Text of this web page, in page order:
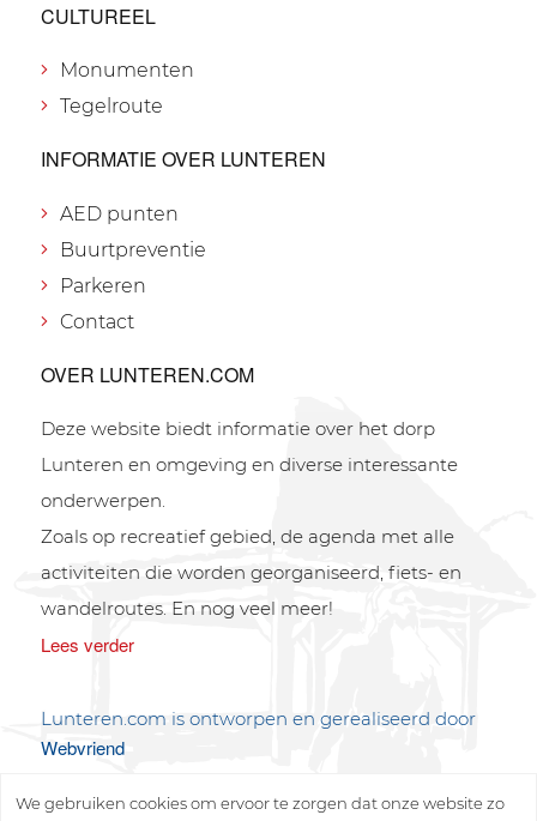
CULTUREEL
Monumenten
Tegelroute
INFORMATIE OVER LUNTEREN
AED punten
Buurtpreventie
Parkeren
Contact
OVER LUNTEREN.COM
Deze website biedt informatie over het dorp
Lunteren en omgeving en diverse interessante
onderwerpen.
Zoals op recreatief gebied, de agenda met alle
activiteiten die worden georganiseerd, fiets- en
wandelroutes. En nog veel meer!
Lees verder
Lunteren.com is ontworpen en gerealiseerd door
Webvriend
We gebruiken cookies om ervoor te zorgen dat onze website zo